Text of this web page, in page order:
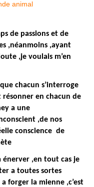
de passions et de
,néanmoins ,ayant
,je voulais m’en
chacun s’interroge
en chacun de
a une
,de nos
conscience de
,en tout cas je
a toutes sortes
forger la mienne ,c’est